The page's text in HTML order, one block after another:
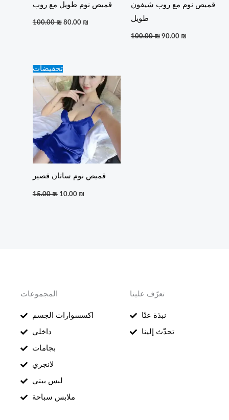
قميص نوم طويل مع روب
100.00₪ 80.00 ₪
قميص نوم مع روب شيفون
طويل
100.00₪ 90.00 ₪
تخفيضات
قميص نوم ساتان قصير
15.00₪
Original
price
was:
15.00 ₪.
10.00 ₪
is:
10.00 ₪.
المجموعات
اكسسوارات الجسم
داخلي
بجامات
لانجري
لبس بيتي
ملابس سباحة
تعرّف علينا
نبذة عنّا
تحدّث إلينا